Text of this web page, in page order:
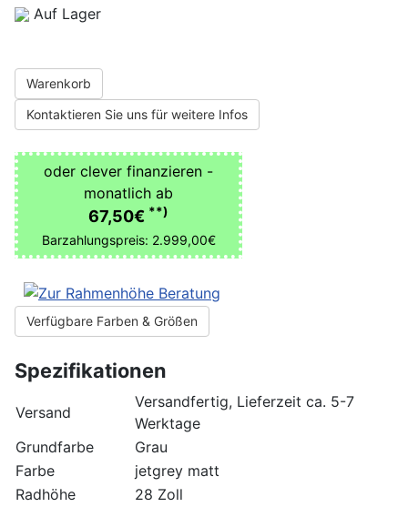
Auf Lager
Warenkorb
Kontaktieren Sie uns für weitere Infos
oder clever finanzieren -
monatlich ab
67,50€ **)
Barzahlungspreis: 2.999,00€
Verfügbare Farben & Größen
Spezifikationen
Versand
Versandfertig, Lieferzeit ca. 5-7
Werktage
Grundfarbe
Grau
Farbe
jetgrey matt
Radhöhe
28 Zoll